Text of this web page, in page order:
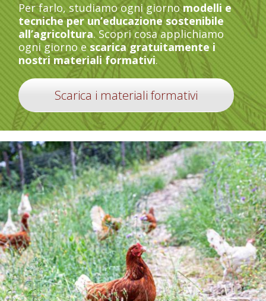
Per farlo, studiamo ogni giornomodelli e
tecniche per un’educazione sostenibile
all’agricoltura. Scopri cosa applichiamo
ogni giorno e scarica gratuitamente i
nostri materiali formativi.
Scarica i materiali formativi